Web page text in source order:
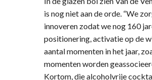
is nog niet aan de orde. “We
innoveren zodat we nog 160
positionering, activatie op de
aantal momenten in het jaar,
momenten worden
Kortom, die alcoholvrije